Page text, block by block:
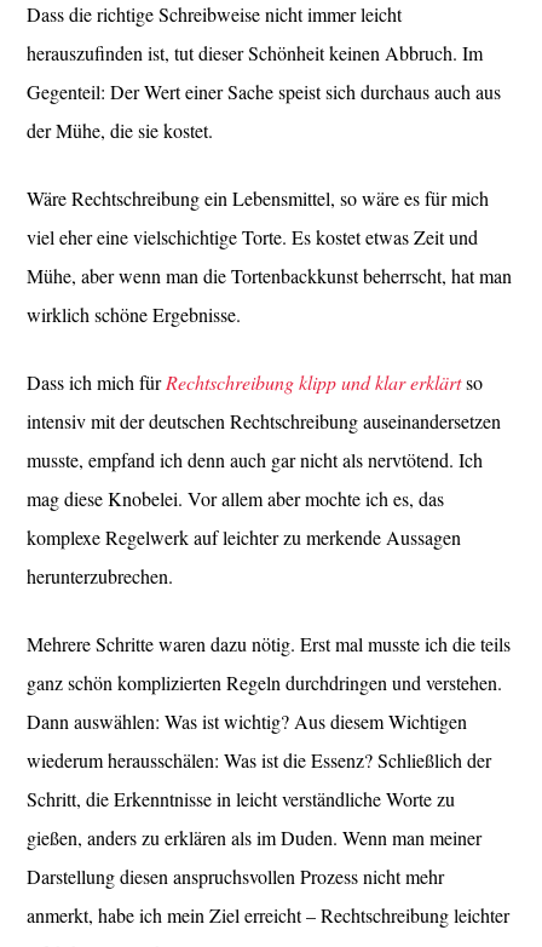
Dass die richtige Schreibweise nicht immer leicht
herauszufinden ist, tut dieser Schönheit keinen Abbruch. Im
Gegenteil: Der Wert einer Sache speist sich durchaus auch aus
der Mühe, die sie kostet.
Wäre Rechtschreibung ein Lebensmittel, so wäre es für mich
viel eher eine vielschichtige Torte. Es kostet etwas Zeit und
Mühe, aber wenn man die Tortenbackkunst beherrscht, hat man
wirklich schöne Ergebnisse.
Dass ich mich fürRechtschreibung klipp und klar erklärtso
intensiv mit der deutschen Rechtschreibung auseinandersetzen
musste, empfand ich denn auch gar nicht als nervtötend. Ich
mag diese Knobelei. Vor allem aber mochte ich es, das
komplexe Regelwerk auf leichter zu merkende Aussagen
herunterzubrechen.
Mehrere Schritte waren dazu nötig. Erst mal musste ich die teils
ganz schön komplizierten Regeln durchdringen und verstehen.
Dann auswählen: Was ist wichtig? Aus diesem Wichtigen
wiederum herausschälen: Was ist die Essenz? Schließlich der
Schritt, die Erkenntnisse in leicht verständliche Worte zu
gießen, anders zu erklären als im Duden. Wenn man meiner
Darstellung diesen anspruchsvollen Prozess nicht mehr
anmerkt, habe ich mein Ziel erreicht – Rechtschreibung leichter